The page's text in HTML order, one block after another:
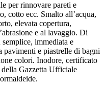
per rinnovare pareti e
cotto ecc. Smalto all’acqua,
elevata copertura,
e al lavaggio. Di
immediata e
pavimenti e piastrelle di bagni
colori. Inodore, certificato
Gazzetta Ufficiale